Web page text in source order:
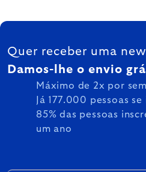
FOOTER
Quer receber uma
Damos-lhe o envio
Máximo de 2x por
Já 177.000 pessoas
85% das pessoas
um ano